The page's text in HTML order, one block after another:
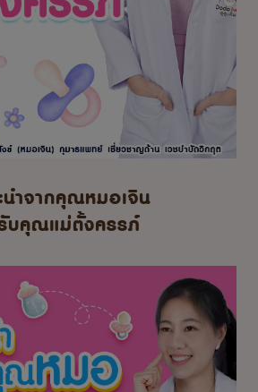
นำจากคุณหมอเจิน
บคุณแม่ตั้งครรภ์